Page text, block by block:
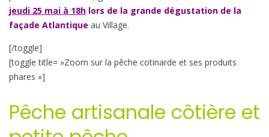
jeudi 25 mai à 18h lors de la grande dégustation de la
façade Atlantique au Village.
[/toggle]
[toggle title= »Zoom sur la pêche cotinarde et ses produits
phares »]
Pêche artisanale côtière et